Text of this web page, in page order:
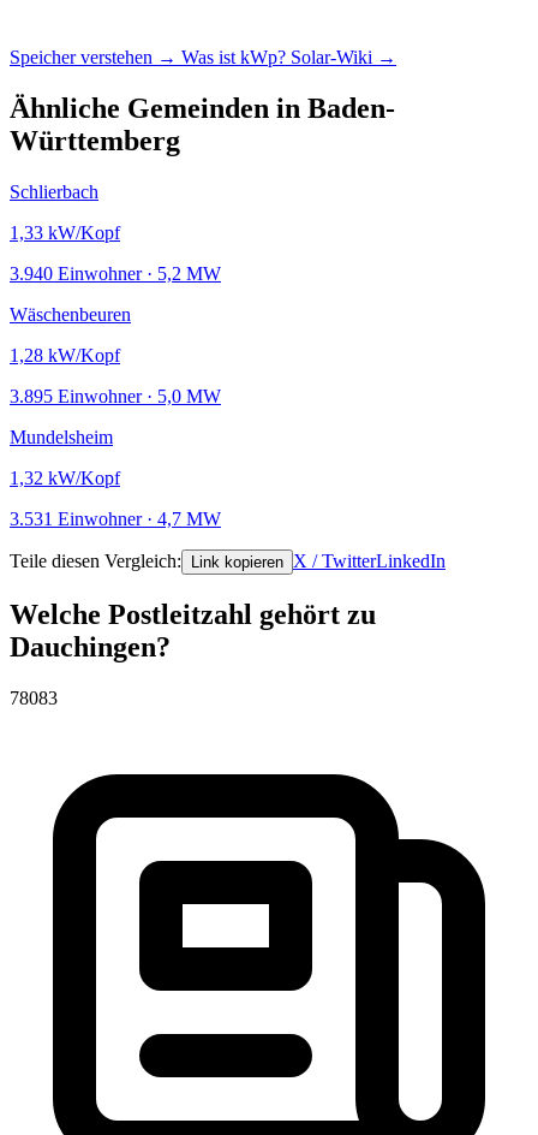
Speicher verstehen → Was ist kWp? Solar-Wiki →
Ähnliche Gemeinden in Baden-
Württemberg
Schlierbach
1,33 kW/Kopf
3.940 Einwohner · 5,2 MW
Wäschenbeuren
1,28 kW/Kopf
3.895 Einwohner · 5,0 MW
Mundelsheim
1,32 kW/Kopf
3.531 Einwohner · 4,7 MW
Teile diesen Vergleich: Link kopieren X / TwitterLinkedIn
Welche Postleitzahl gehört zu
Dauchingen?
78083